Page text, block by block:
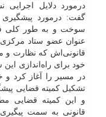
درمورد دلایل اجرایی
گفت: درمورد پیشگیری
سوخت و به طور کلی
عنوان عضو ستاد مرکزی
قانونی‌اش که نظارت و
خود برای راه‌اندازی
در مسیر را آغاز کرد و
تشکیل کمیته قضایی
و این کمیته قضایی
قانونی به سمت پیگیری